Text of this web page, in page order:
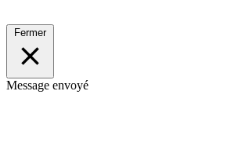
Fermer
Message envoyé